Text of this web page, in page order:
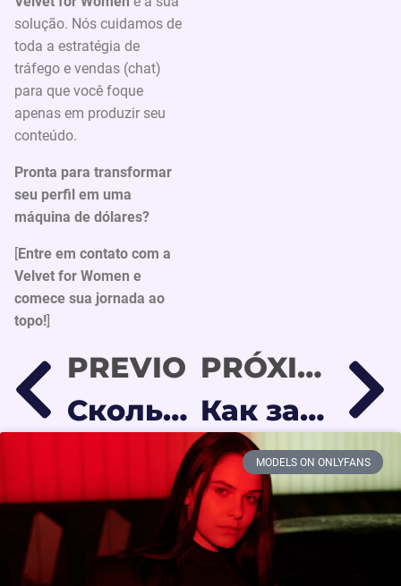
solução. Nós cuidamos de
toda a estratégia de
tráfego e vendas (chat)
para que você foque
apenas em produzir seu
conteúdo.
Pronta para transformar
seu perfil em uma
máquina de dólares?
[Entre em contato com a
Velvet for Women e
comece sua jornada ao
topo!
PREVIO
Сколько реально зарабатывают на Онлифанс в 2026? Мифы и Правда
PRÓXIMO
Как заработать на Онлифанс с нуля: Полный гайд для начинающих
MODELS ON ONLYFANS